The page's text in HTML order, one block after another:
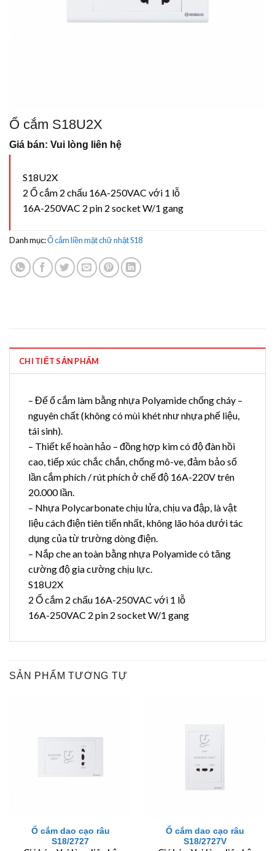
Ổ cắm S18U2X
Giá bán: Vui lòng liên hệ
S18U2X
2 Ổ cắm 2 chấu 16A-250VAC với 1 lỗ
16A-250VAC 2 pin 2 socket W/1 gang
Danh mục:Ổ cắm liền mặt chữ nhật S18
CHI TIẾT SẢN PHẨM
– Đế ổ cắm làm bằng nhựa Polyamide chống cháy –
nguyên chất (không có mùi khét như nhựa phế liệu,
tái sinh).
– Thiết kế hoàn hảo – đồng hợp kim có độ đàn hồi
cao, tiếp xúc chắc chắn, chống mô-ve, đảm bảo số
lần cắm phích / rút phích ở chế độ 16A-220V trên
20.000 lần.
– Nhựa Polycarbonate chịu lửa, chịu va đập, là vật
liệu cách điện tiên tiến nhất, không lão hóa dưới tác
dụng của từ trường dòng điện.
– Nắp che an toàn bằng nhựa Polyamide có tăng
cường độ gia cường chịu lực.
S18U2X
2 Ổ cắm 2 chấu 16A-250VAC với 1 lỗ
16A-250VAC 2 pin 2 socket W/1 gang
SẢN PHẨM TƯƠNG TỰ
Ổ cắm dao cạo râu
S18/2727
Ổ cắm dao cạo râu
S18/2727V